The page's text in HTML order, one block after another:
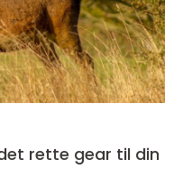
rette gear til din